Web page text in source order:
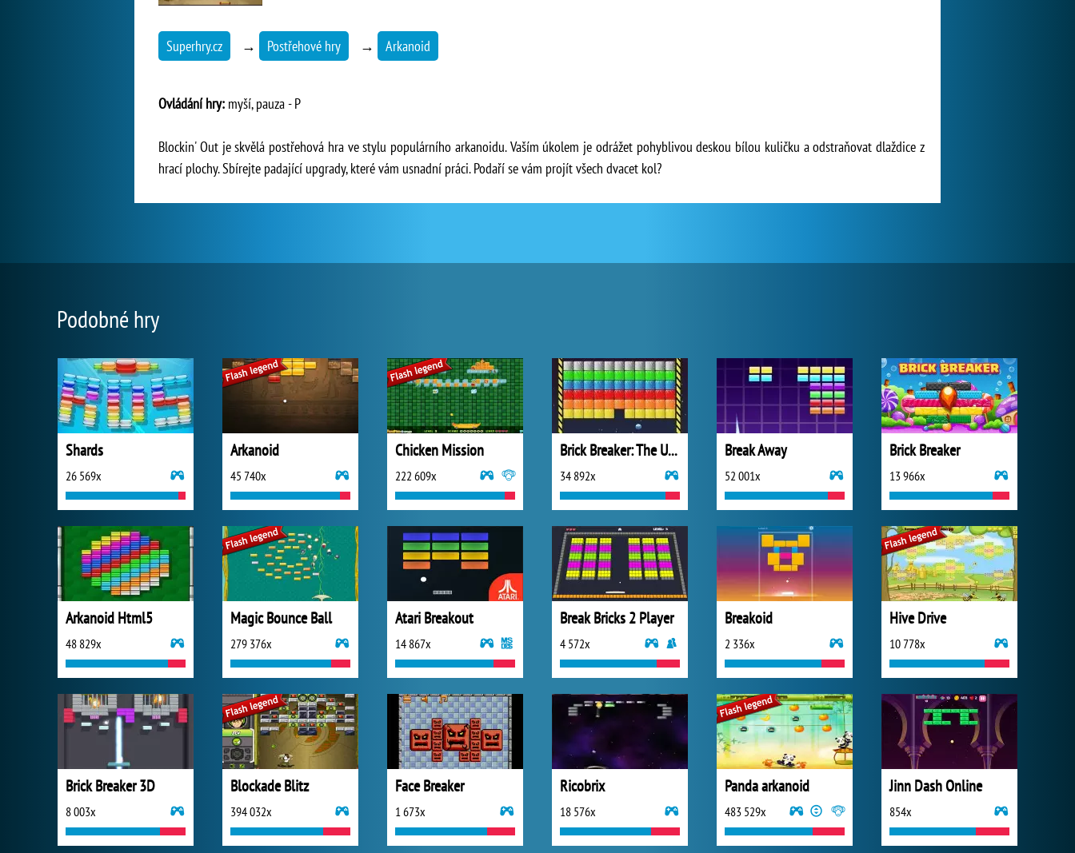
Superhry.cz → Postřehové hry → Arkanoid
Ovládání hry: myší, pauza - P
Blockin' Out je skvělá postřehová hra ve stylu populárního arkanoidu. Vaším úkolem je odrážet pohyblivou deskou bílou kuličku a odstraňovat dlaždice z
hrací plochy. Sbírejte padající upgrady, které vám usnadní práci. Podaří se vám projít všech dvacet kol?
Podobné hry
Shards
26 569x
Arkanoid
45 740x
Chicken Mission
222 609x
Brick Breaker: The Ultimate Challenge
34 892x
Break Away
52 001x
Brick Breaker
13 966x
Arkanoid Html5
48 829x
Magic Bounce Ball
279 376x
Atari Breakout
14 867x
Break Bricks 2 Player
4 572x
Breakoid
2 336x
Hive Drive
10 778x
Brick Breaker 3D
8 003x
Blockade Blitz
394 032x
Face Breaker
1 673x
Ricobrix
18 576x
Panda arkanoid
483 529x
Jinn Dash Online
854x